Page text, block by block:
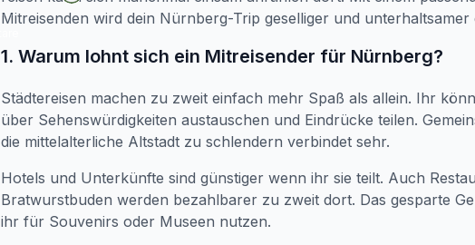
Mitreisenden wird dein Nürnberg-Trip geselliger und unterhaltsamer
1. Warum lohnt sich ein Mitreisender für Nürnberg?
Städtereisen machen zu zweit einfach mehr Spaß als allein. Ihr
über Sehenswürdigkeiten austauschen und Eindrücke teilen.
die mittelalterliche Altstadt zu schlendern verbindet sehr.
Hotels und Unterkünfte sind günstiger wenn ihr sie teilt. Auch
Bratwurstbuden werden bezahlbarer zu zweit dort. Das gesparte
ihr für Souvenirs oder Museen nutzen.